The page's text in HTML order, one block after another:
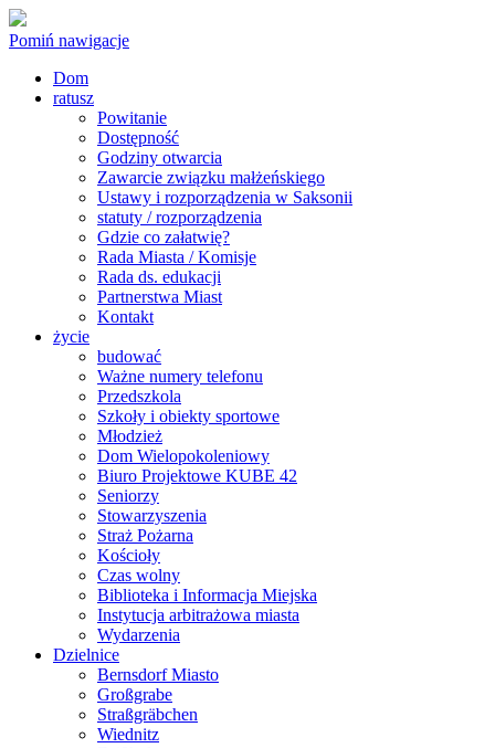
Pomiń nawigacje
Dom
ratusz
Powitanie
Dostępność
Godziny otwarcia
Zawarcie związku małżeńskiego
Ustawy i rozporządzenia w Saksonii
statuty / rozporządzenia
Gdzie co załatwię?
Rada Miasta / Komisje
Rada ds. edukacji
Partnerstwa Miast
Kontakt
życie
budować
Ważne numery telefonu
Przedszkola
Szkoły i obiekty sportowe
Młodzież
Dom Wielopokoleniowy
Biuro Projektowe KUBE 42
Seniorzy
Stowarzyszenia
Straż Pożarna
Kościoły
Czas wolny
Biblioteka i Informacja Miejska
Instytucja arbitrażowa miasta
Wydarzenia
Dzielnice
Bernsdorf Miasto
Großgrabe
Straßgräbchen
Wiednitz